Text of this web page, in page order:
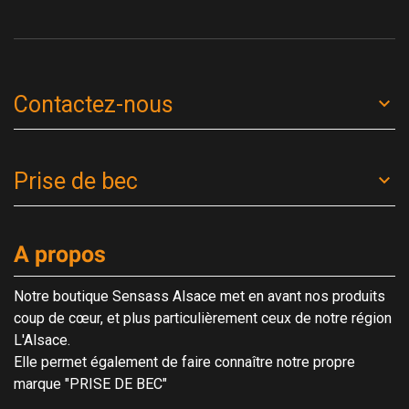
Contactez-nous
Prise de bec
A propos
Notre boutique Sensass Alsace met en avant nos produits
coup de cœur, et plus particulièrement ceux de notre région
L'Alsace.
Elle permet également de faire connaître notre propre
marque "PRISE DE BEC"